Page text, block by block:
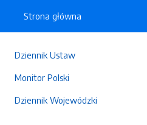
Dziennik Ustaw
Monitor Polski
Dziennik Wojewódzki
Strona główna